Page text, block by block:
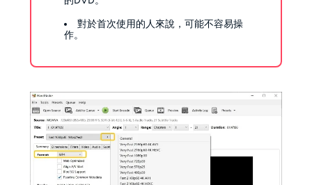
對於首次使用的人來說，可能不容易操
作。